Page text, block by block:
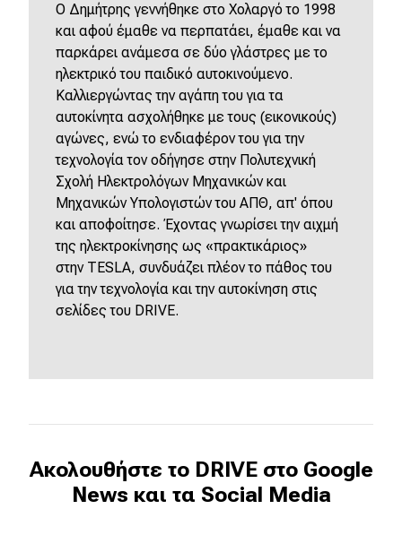
Ο Δημήτρης γεννήθηκε στο Χολαργό το 1998
και αφού έμαθε να περπατάει, έμαθε και να
παρκάρει ανάμεσα σε δύο γλάστρες με το
ηλεκτρικό του παιδικό αυτοκινούμενο.
Καλλιεργώντας την αγάπη του για τα
αυτοκίνητα ασχολήθηκε με τους (εικονικούς)
αγώνες, ενώ το ενδιαφέρον του για την
τεχνολογία τον οδήγησε στην Πολυτεχνική
Σχολή Ηλεκτρολόγων Μηχανικών και
Μηχανικών Υπολογιστών του ΑΠΘ, απ' όπου
και αποφοίτησε. Έχοντας γνωρίσει την αιχμή
της ηλεκτροκίνησης ως «πρακτικάριος»
στην TESLA, συνδυάζει πλέον το πάθος του
για την τεχνολογία και την αυτοκίνηση στις
σελίδες του DRIVE.
Ακολουθήστε το DRIVE στο Google
News και τα Social Media